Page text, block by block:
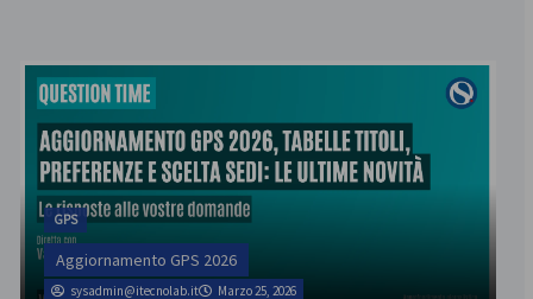
GPS
Aggiornamento GPS 2026
sysadmin@itecnolab.it Marzo 25, 2026